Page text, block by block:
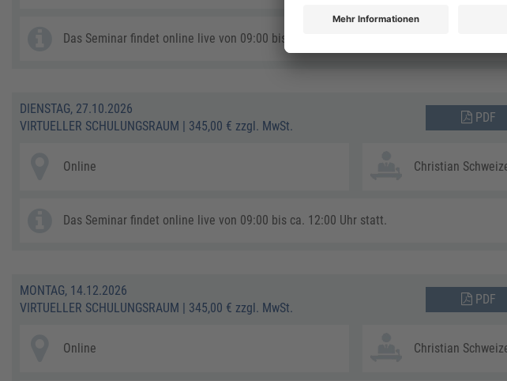
Das Seminar findet online live von 09:00 bis ca. 12:00 Uhr statt.
DIENSTAG, 27.10.2026
VIRTUELLER SCHULUNGSRAUM | 345,00 € zzgl. MwSt.
PDF
Online Christian
Das Seminar findet online live von 09:00 bis ca. 12:00 Uhr statt.
MONTAG, 14.12.2026
VIRTUELLER SCHULUNGSRAUM | 345,00 € zzgl. MwSt.
PDF
Online Christian